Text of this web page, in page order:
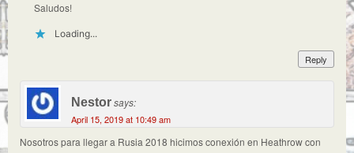
Saludos!
Loading...
Reply
Nestorsays:
April 15, 2019 at 10:49 am
Nosotros para llegar a Rusia 2018 hicimos conexión en Heathrow con